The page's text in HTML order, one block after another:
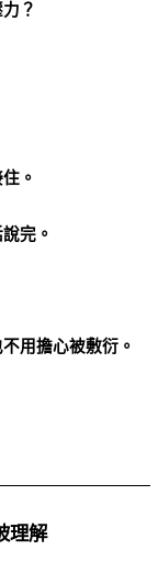
？
。
完。
用擔心被敷衍。
理解